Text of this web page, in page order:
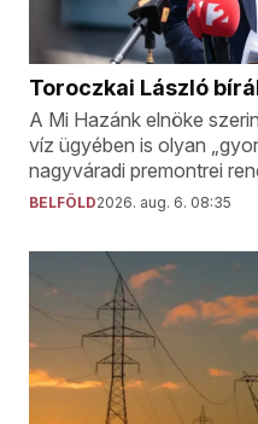
Toroczkai László
A Mi Hazánk elnöke
víz ügyében is olyan
nagyváradi premontrei
BELFÖLD2026. aug. 6. 08:35